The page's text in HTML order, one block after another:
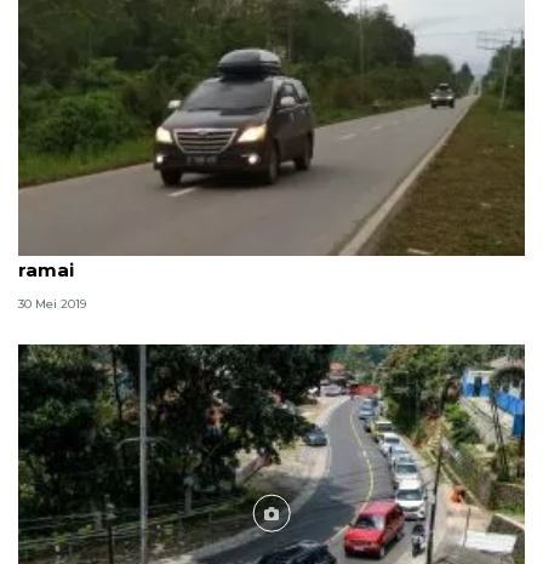
Arus mudik lebaran di Jalinteng Sumatera mulai
ramai
30 Mei 2019